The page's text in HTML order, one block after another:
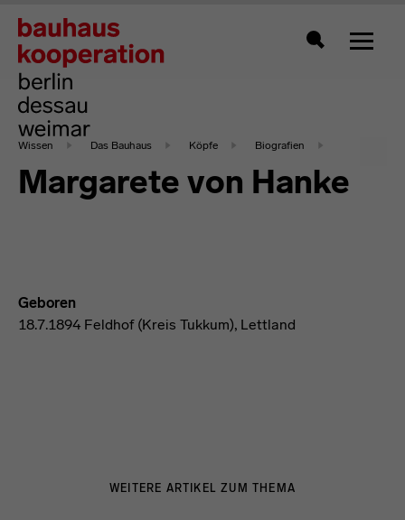
Zeigt
Wissen Das Bauhaus Köpfe Biografien
Margarete von Hanke
Geboren
18.7.1894 Feldhof (Kreis Tukkum), Lettland
WEITERE ARTIKEL ZUM THEMA